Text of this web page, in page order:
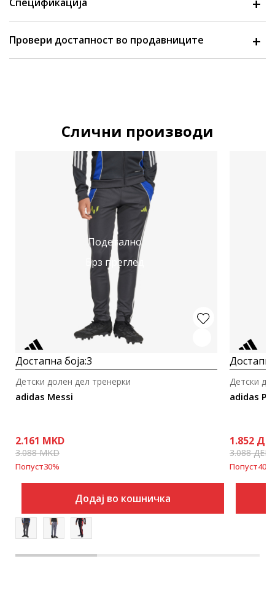
Провери достапност во продавниците
Слични производи
Подетално
Брз преглед
Достапна боја:3
adidas Messi
Детски долен дел тренерки
2.161 MKD
3.088MKD
Попуст30%
Додај во кошничка
adidas
Детски
1.852
3.088ДЕН
Попуст40